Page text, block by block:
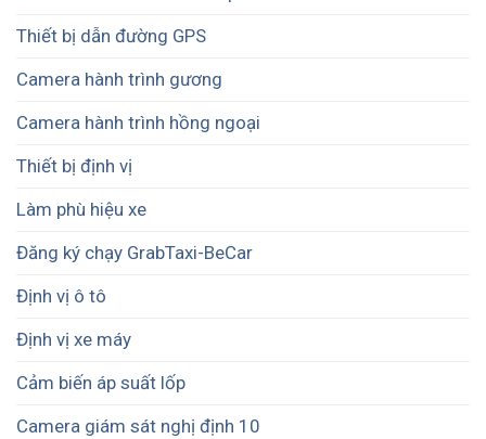
Thiết bị dẫn đường GPS
Camera hành trình gương
Camera hành trình hồng ngoại
Thiết bị định vị
Làm phù hiệu xe
Đăng ký chạy GrabTaxi-BeCar
Định vị ô tô
Định vị xe máy
Cảm biến áp suất lốp
Camera giám sát nghị định 10